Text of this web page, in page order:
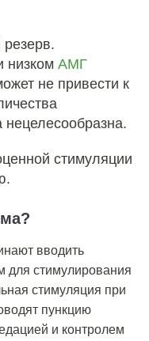
низком АМГ
не привести к
стимуляции
вводить
для стимулирования
стимуляция при
пункцию
и контролем